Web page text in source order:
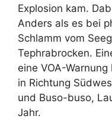
Explosion kam.
Anders als es bei
Schlamm vom
Tephrabrocken.
eine VOA-
in Richtung
und Buso-buso,
Jahr.